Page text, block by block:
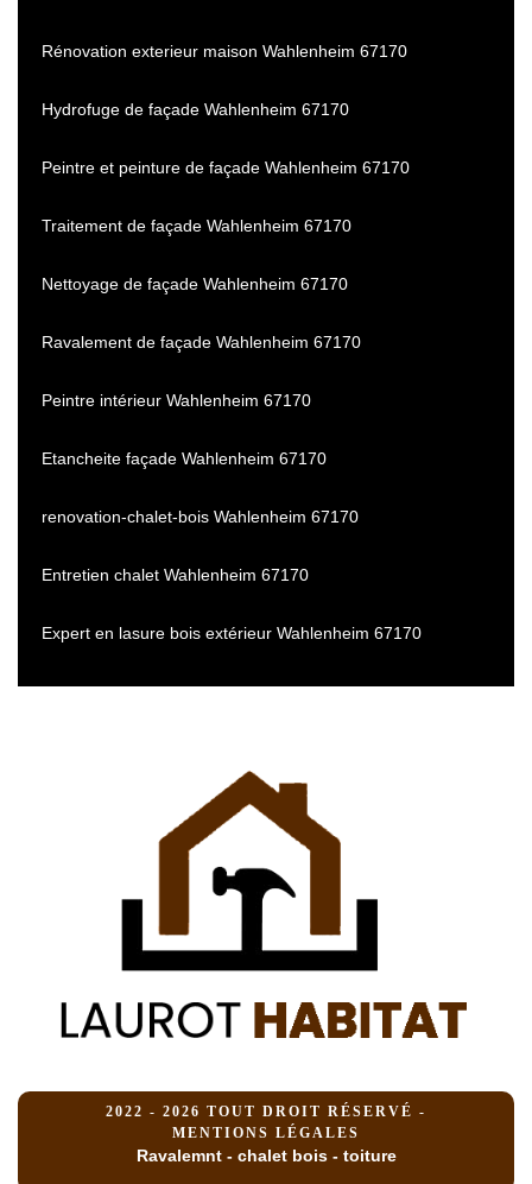
Rénovation exterieur maison Wahlenheim 67170
Hydrofuge de façade Wahlenheim 67170
Peintre et peinture de façade Wahlenheim 67170
Traitement de façade Wahlenheim 67170
Nettoyage de façade Wahlenheim 67170
Ravalement de façade Wahlenheim 67170
Peintre intérieur Wahlenheim 67170
Etancheite façade Wahlenheim 67170
renovation-chalet-bois Wahlenheim 67170
Entretien chalet Wahlenheim 67170
Expert en lasure bois extérieur Wahlenheim 67170
2022 - 2026 TOUT DROIT RÉSERVÉ -
MENTIONS LÉGALES
Ravalemnt - chalet bois - toiture